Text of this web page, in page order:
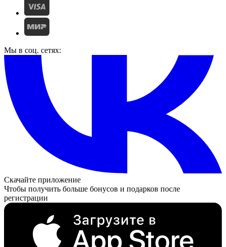
Мы в соц. сетях:
Скачайте приложение
Чтобы получить больше бонусов и подарков после
регистрации